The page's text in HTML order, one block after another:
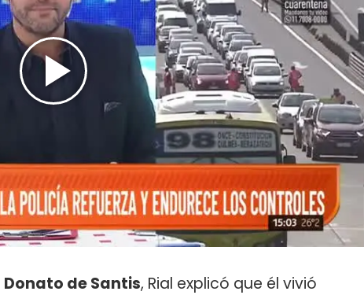
Donato de Santis, Rial explicó que él vivió